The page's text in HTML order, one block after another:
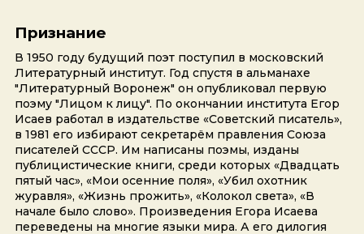
Признание
В 1950 году будущий поэт поступил в московский
Литературный институт. Год спустя в альманахе
"Литературный Воронеж" он опубликовал первую
поэму "Лицом к лицу". По окончании института Егор
Исаев работал в издательстве «Советский писатель»,
в 1981 его избирают секретарём правления Союза
писателей СССР. Им написаны поэмы, изданы
публицистические книги, среди которых «Двадцать
пятый час», «Мои осенние поля», «Убил охотник
журавля», «Жизнь прожить», «Колокол света», «В
начале было слово». Произведения Егора Исаева
переведены на многие языки мира. А его дилогия